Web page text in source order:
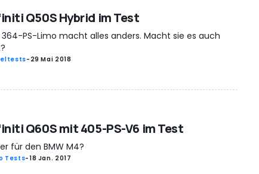
Q50S Hybrid im Test
364-PS-Limo macht alles anders. Macht sie es auch
- 29 Mai 2018
Q60S mit 405-PS-V6 im Test
für den BMW M4?
Tests-18 Jan. 2017